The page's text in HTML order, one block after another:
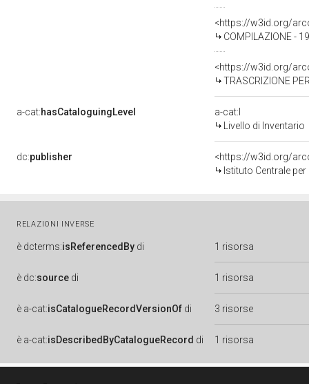
<https://w3id.org/
COMPILAZIONE -
<https://w3id.org/
TRASCRIZIONE
a-cat:hasCataloguingLevel
a-cat:I
Livello di Inventario
dc:publisher
<https://w3id.org/
Istituto Centrale
RELAZIONI INVERSE
è dcterms:isReferencedBy di 1 risorsa
è dc:source di 1 risorsa
è a-cat:isCatalogueRecordVersionOf di 3 risorse
è a-cat:isDescribedByCatalogueRecord di 1 risorsa